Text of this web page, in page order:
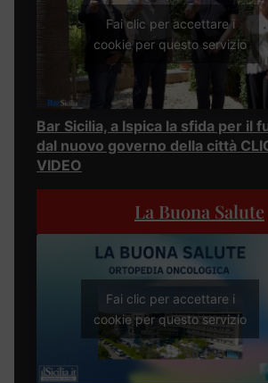
Fai clic per accettare i
cookie per questo servizio
Bar Sicilia, a Ispica la sfida per il
dal nuovo governo della città
VIDEO
La Buona Salute
Fai clic per accettare i
cookie per questo servizio